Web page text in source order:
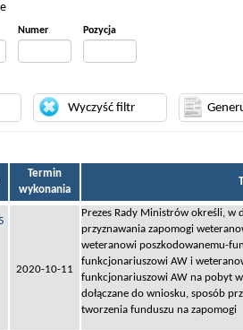
Numer Pozycja
Termin
wykonania
2020-10-11
Prezes Rady Ministrów określi, w
przyznawania zapomogi
weteranowi poszkodowanemu-
funkcjonariuszowi AW i
funkcjonariuszowi AW na pobyt
dołączane do wniosku, sposób
tworzenia funduszu na zapomogi